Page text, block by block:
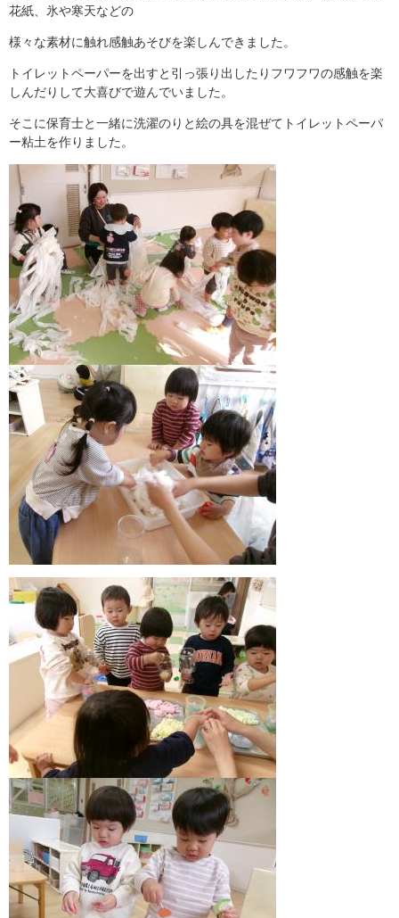
花紙、氷や寒天などの
様々な素材に触れ感触あそびを楽しんできました。
トイレットペーパーを出すと引っ張り出したりフワフワの感触を楽
しんだりして大喜びで遊んでいました。
そこに保育士と一緒に洗濯のりと絵の具を混ぜてトイレットペーパ
ー粘土を作りました。